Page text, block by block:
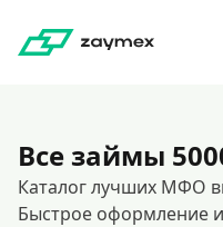
Все займы
Каталог лучших МФО
Быстрое оформление